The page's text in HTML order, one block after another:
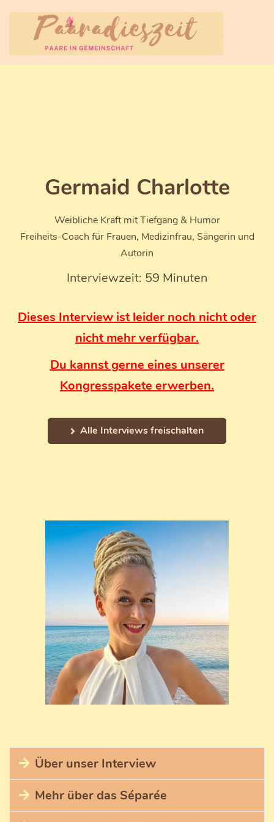
Germaid Charlotte
Weibliche Kraft mit Tiefgang & Humor
Freiheits-Coach für Frauen, Medizinfrau, Sängerin und
Autorin
Interviewzeit: 59 Minuten
Dieses Interview ist leider noch nicht oder
nicht mehr verfügbar.
Du kannst gerne eines unserer
Kongresspakete erwerben.
Alle Interviews freischalten
Über unser Interview
Tipps zu folgen Fragen:
Mehr über das Séparée